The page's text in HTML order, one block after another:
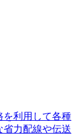
を利用して各種
省力配線や伝送